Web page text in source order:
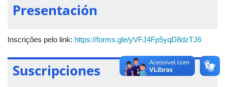
Presentación
Inscrições pelo link: https://forms.gle/yVFJ4Fp5yqD8dzTJ6
Suscripciones